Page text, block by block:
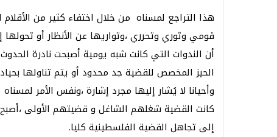
هذا التراجع لمسناه من خلال اختفاء كثير من
قومي وثوري وتحرري ،وتواريها عن الأنظار أو
أن الندوات التي كانت شبه يومية أصبحت نادرة
الحيز المخصص للقضية جد محدود أو يتم تناولها
وأحيانا لا يُشار إليها مجرد إشارة ،ونفس الأمر
كانت القضية شغلهم الشاغل و قضيتهم الأولى
إلى تجاهل القضية الفلسطينية كليا.